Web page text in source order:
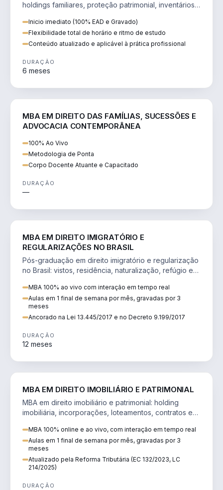
holdings familiares, proteção patrimonial, inventários
Inicio imediato (100% EAD e Gravado)
Flexibilidade total de horário e ritmo de estudo
Conteúdo atualizado e aplicável à prática profissional
DURAÇÃO
6 meses
MBA EM DIREITO DAS FAMÍLIAS, SUCESSÕES E
ADVOCACIA CONTEMPORÂNEA
100% Ao Vivo
Metodologia de Ponta
Corpo Docente Atuante e Capacitado
DURAÇÃO
—
MBA EM DIREITO IMIGRATÓRIO E
REGULARIZAÇÕES NO BRASIL
Pós-graduação em direito imigratório e regularização
no Brasil: vistos, residência, naturalização, refúgio e
MBA 100% ao vivo com interação em tempo real
Aulas em 1 final de semana por mês, gravadas por 3
meses
Ancorado na Lei 13.445/2017 e no Decreto 9.199/2017
DURAÇÃO
12 meses
MBA EM DIREITO IMOBILIÁRIO E PATRIMONIAL
MBA em direito imobiliário e patrimonial: holding
imobiliária, incorporações, loteamentos, contratos e
MBA 100% online e ao vivo, com interação em tempo real
Aulas em 1 final de semana por mês, gravadas por 3
meses
Atualizado pela Reforma Tributária (EC 132/2023, LC
214/2025)
DURAÇÃO